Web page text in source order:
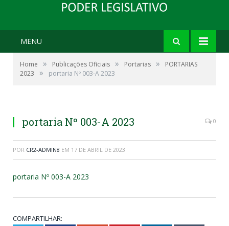
MENU
Home » Publicações Oficiais » Portarias »
PORTARIAS
2023
» portaria Nº 003-A 2023
portaria Nº 003-A 2023 0
POR CR2-ADMIN8 EM 17 DE ABRIL DE 2023
portaria Nº 003-A 2023
COMPARTILHAR: